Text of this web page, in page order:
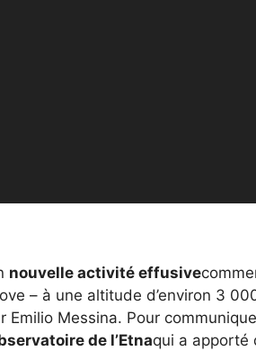
nouvelle activité effusive
– à une altitude d’environ 3
Messina. Pour
de l’Etnaqui a apporté